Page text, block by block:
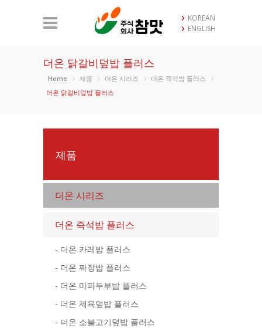
KOREAN
ENGLISH
더온 닭갈비덮밥 플러스
Home 제품 더온 시리즈
더온 즉석밥 플러스
더온 닭갈비덮밥 플러스
제품
더온 시리즈
더온 즉석밥 플러스
- 더온 카레밥 플러스
- 더온 짜장밥 플러스
- 더온 마파두부밥 플러스
- 더온 제육덮밥 플러스
- 더온 소불고기덮밥 플러스